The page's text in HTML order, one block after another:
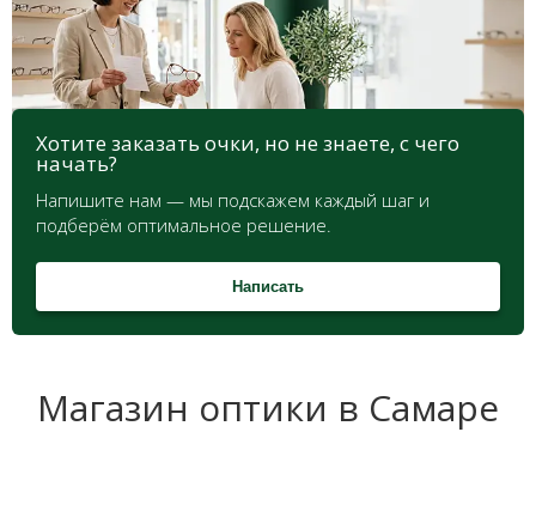
Хотите заказать очки, но не знаете, с чего
начать?
Напишите нам — мы подскажем каждый шаг и
подберём оптимальное решение.
Написать
Магазин оптики в Самаре